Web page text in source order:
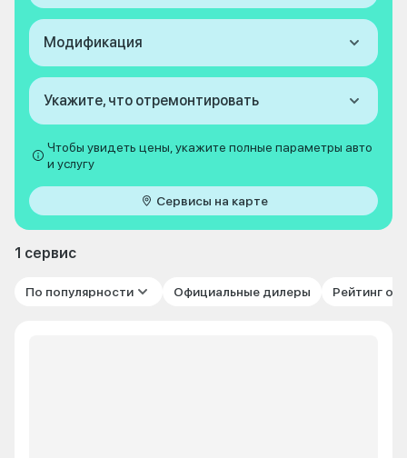
Модификация
Укажите, что отремонтировать
Чтобы увидеть цены, укажите полные параметры авто
и услугу
Сервисы на карте
1 сервис
По популярности Официальные дилеры Рейтинг